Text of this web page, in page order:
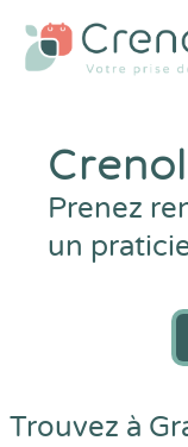
Prenez
un
Trouvez à